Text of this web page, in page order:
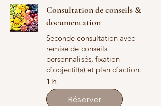
Consultation de conseils &
documentation
Seconde consultation avec
remise de conseils
personnalisés, fixation
d'objectif(s) et plan d'action.
1 h
Réserver